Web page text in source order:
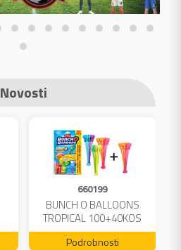
Novosti
660199
BUNCH O BALLOONS
TROPICAL 100+40KOS
FREE 04199
Podrobnosti